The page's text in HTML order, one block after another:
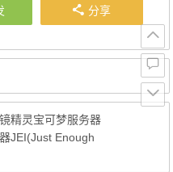
分享
精灵宝可梦服务器
JEI(Just Enough